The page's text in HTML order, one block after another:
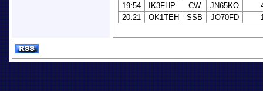
19:54
IK3FHP CW JN65KO
20:21
OK1TEH SSB JO70FD